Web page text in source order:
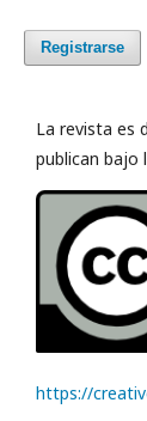
Registrarse
La revista es
publican bajo
https://